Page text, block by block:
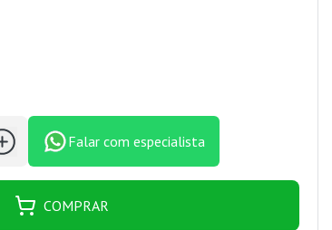
Falar com especialista
COMPRAR